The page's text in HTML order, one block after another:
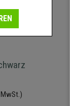
MwSt.)